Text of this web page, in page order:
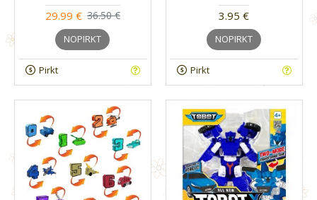
29.99 € 36.50 €
NOPIRKT
Pirkt
3.95 €
NOPIRKT
Pirkt